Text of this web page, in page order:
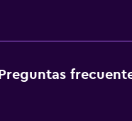
Preguntas